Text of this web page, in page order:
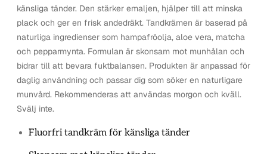
känsliga tänder. Den stärker emaljen, hjälper till att minska
plack och ger en frisk andedräkt. Tandkrämen är baserad på
naturliga ingredienser som hampafröolja, aloe vera, matcha
och pepparmynta. Formulan är skonsam mot munhålan och
bidrar till att bevara fuktbalansen. Produkten är anpassad för
daglig användning och passar dig som söker en naturligare
munvård. Rekommenderas att användas morgon och kväll.
Svälj inte.
Fluorfri tandkräm för känsliga tänder